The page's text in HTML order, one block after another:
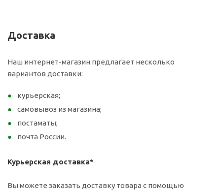
Доставка
Наш интернет-магазин предлагает несколько
вариантов доставки:
курьерская;
самовывоз из магазина;
постаматы;
почта России.
Курьерская доставка*
Вы можете заказать доставку товара с помощью